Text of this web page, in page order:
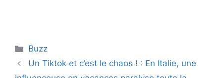
Catégories
Buzz
Un Tiktok et c’est le chaos ! : En Italie, une